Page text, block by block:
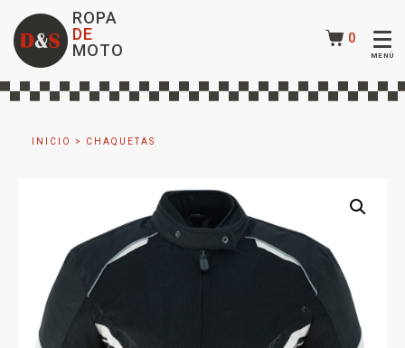
ROPA
DE
MOTO
0
INICIO > CHAQUETAS